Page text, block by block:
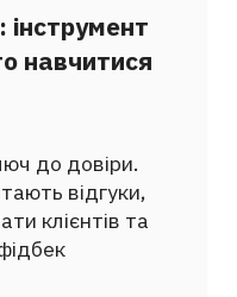
інструмент
навчитися
до довіри.
відгуки,
клієнтів та